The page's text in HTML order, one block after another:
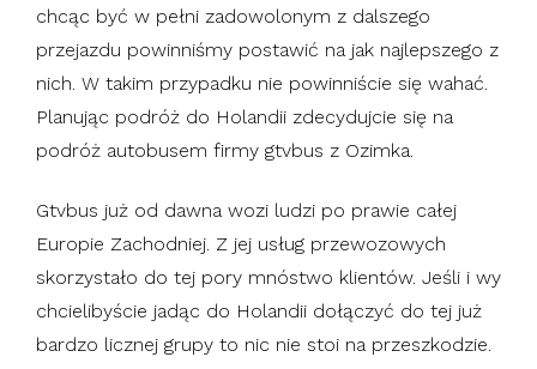
chcąc być w pełni zadowolonym z dalszego
przejazdu powinniśmy postawić na jak najlepszego z
nich. W takim przypadku nie powinniście się wahać.
Planując podróż do Holandii zdecydujcie się na
podróż autobusem firmy gtvbus z Ozimka.
Gtvbus już od dawna wozi ludzi po prawie całej
Europie Zachodniej. Z jej usług przewozowych
skorzystało do tej pory mnóstwo klientów. Jeśli i wy
chcielibyście jadąc do Holandii dołączyć do tej już
bardzo licznej grupy to nic nie stoi na przeszkodzie.